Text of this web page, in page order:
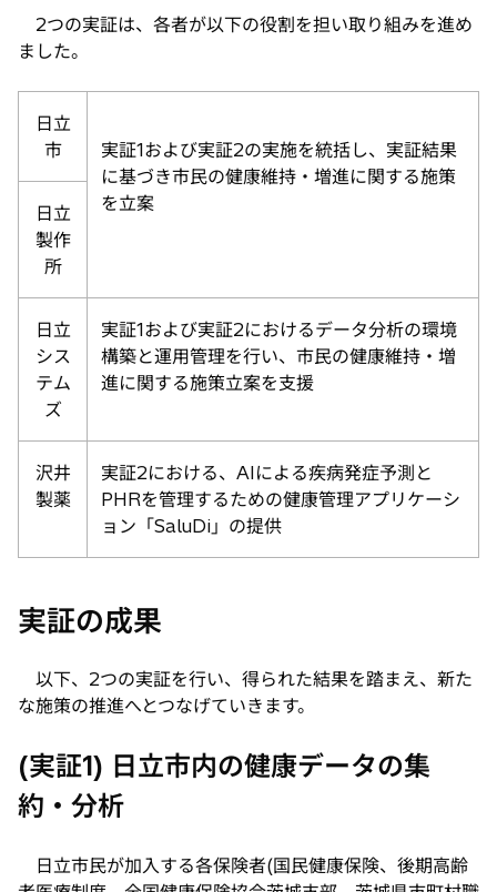
2つの実証は、各者が以下の役割を担い取り組みを進め
ました。
日立
市
実証1および実証2の実施を統括し、実証結果
に基づき市民の健康維持・増進に関する施策
を立案
日立
製作
所
日立
シス
テム
ズ
実証1および実証2におけるデータ分析の環境
構築と運用管理を行い、市民の健康維持・増
進に関する施策立案を支援
沢井
製薬
実証2における、AIによる疾病発症予測と
PHRを管理するための健康管理アプリケーシ
ョン「SaluDi」の提供
実証の成果
以下、2つの実証を行い、得られた結果を踏まえ、新た
な施策の推進へとつなげていきます。
(実証1) 日立市内の健康データの集
約・分析
日立市民が加入する各保険者(国民健康保険、後期高齢